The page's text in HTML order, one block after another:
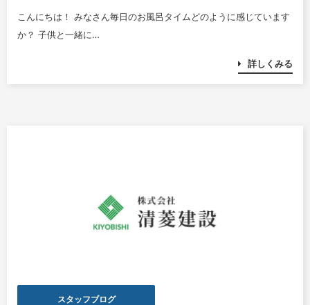
こんにちは！ みなさん毎日のお風呂タイムどのように感じています
か？ 子供と一緒に…
詳しくみる
スタッフブログ